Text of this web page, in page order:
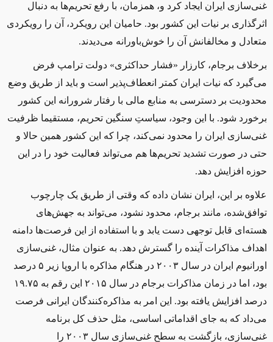
غنی‌سازی ایران ایجاد کرد و، همزمان، با رفع تحریم‌ها به دنبال
اثرگذاری بر نیات این کشور بود. حامیان این رویکرد، آن را رویکردی
متعادل و مخالفانش آن را خوش‌باورانه می‌دیدند.
برخلاف برجام، کارزار «فشار حداکثری» دولت ترامپ فرض
می‌گیرد که نیات ایران کمتر انعطاف‌پذیر است و باید از طریق وضع
محدودیت بر دسترسی به منابع مالی با رفتار شرورانه این کشور
برخورد شود. با این وجود، سیاستِ سنگین تحریم، مستقیما ظرفیت
غنی‌سازی ایران را محدود نمی‌کند، چرا که این کشور همین حالا و
حتی در صورت تشدید تحریم‌ها هم می‌تواند فعالیت خود را در این
حوزه افزایش دهد.
علاوه بر این، ایران نشان داده که وقتی از طریق یک چارچوب
توافق‌شده، مانند برجام، محدود نشود، می‌تواند به جهش‌های
هسته‌ای قابل توجهی دست یابد و با استفاده از این فرصت‌ها دامنه
اهداف مذاکرات آینده را گسترش دهد. به عنوان مثال، غنی‌سازی
اورانیوم ایران در سال ۲۰۰۳ در هنگام مذاکره با اروپا زیر ۵ درصد
بود، اما در زمان مذاکرات برجام در سال ۲۰۱۵ این رقم به ۱۹.۷۵
درصد افزایش یافته بود. این امر به مذاکره‌کنندگان ایرانی فرصت
می‌داد که به جای اقداماتی اساسی، مثل حذف کل برنامه
غنی‌سازی، بازگشت به سطح غنی‌سازی سال ۲۰۰۳ را